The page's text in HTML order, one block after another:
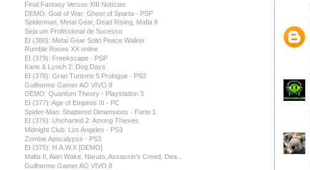
Final Fantasy Versus XIII Notícias
DEMO: God of War: Ghost of Sparta - PSP
Spiderman, Metal Gear, Dead Rising, Mafia II
Seja um Profissional de Sucesso
EI (380): Metal Gear Solid Peace Walker
Rumble Roses XX online
EI (379): Freekscape - PSP
Kane & Lynch 2: Dog Days
EI (378): Gran Turismo 5 Prologue - PS3
Guilherme Gamer AO VIVO 9
DEMO: Quantum Theory - Playstation 3
EI (377): Age of Empires III - PC
Spider-Man: Shattered Dimensions - Parte 1
EI (376): Uncharted 2: Among Thieves
Midnight Club: Los Angeles - PS3
Zombie Apocalypse - PS3
EI (375): H.A.W.X [DEMO]
Mafia II, Alan Wake, Naruto, Assassin's Creed, Dea...
Guilherme Gamer AO VIVO 8